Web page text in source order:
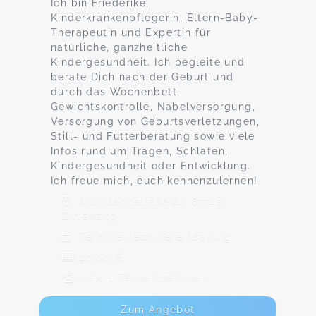
Ich bin Friederike,
Kinderkrankenpflegerin, Eltern-Baby-
Therapeutin und Expertin für
natürliche, ganzheitliche
Kindergesundheit. Ich begleite und
berate Dich nach der Geburt und
durch das Wochenbett.
Gewichtskontrolle, Nabelversorgung,
Versorgung von Geburtsverletzungen,
Still- und Fütterberatung sowie viele
Infos rund um Tragen, Schlafen,
Kindergesundheit oder Entwicklung.
Ich freue mich, euch kennenzulernen!
Mühlbachstraße 24, 87742
Dirlewang
Termine nach Vereinbarung
10,00 €
Max. 1 TeilnehmerInnen
Zum Angebot